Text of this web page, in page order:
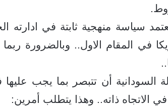
سياسة منهجية ثابتة في ادارته
في المقام الاول.. وبالضرورة
السودانية أن تتبصر بما يجب
الاتجاه ذاته.. وهذا يتطلب أمرين: